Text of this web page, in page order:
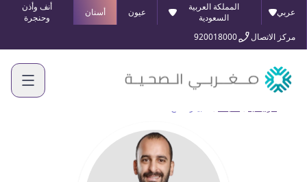
عربي
المملكة العربية
السعودية
عيون أسنان
أنف وأذن
وحنجرة
مركز الاتصال
920018000